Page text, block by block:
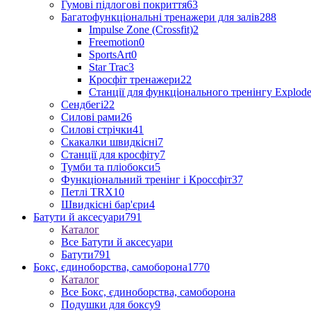
Гумові підлогові покриття63
Багатофункціональні тренажери для залів288
Impulse Zone (Crossfit)2
Freemotion0
SportsArt0
Star Trac3
Кросфіт тренажери22
Станції для функціонального тренінгу Explode
Сендбегі22
Силові рами26
Силові стрічки41
Скакалки швидкісні7
Станції для кросфіту7
Тумби та пліобокси5
Функціональний тренінг і Кроссфіт37
Петлі TRX10
Швидкісні бар'єри4
Батути й аксесуари791
Каталог
Все Батути й аксесуари
Батути791
Бокс, єдиноборства, самоборона1770
Каталог
Все Бокс, єдиноборства, самоборона
Подушки для боксу9